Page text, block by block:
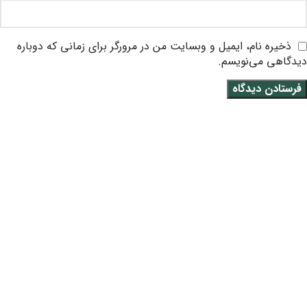
ذخیره نام، ایمیل و وبسایت من در مرورگر برای زمانی که دوباره
دیدگاهی می‌نویسم.